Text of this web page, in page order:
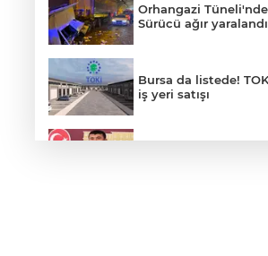
Orhangazi
Sürücü ağır yaralandı
Bursa da listede!
iş yeri satışı